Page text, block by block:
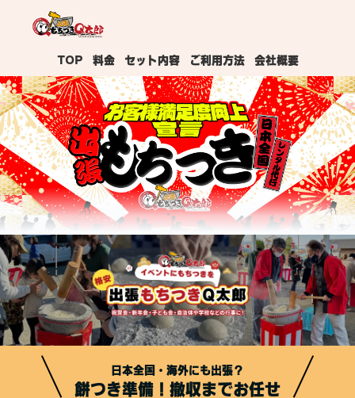
TOP 料金 セット内容 ご利用方法 会社概要
日本全国・海外にも出張？
餅つき準備！撤収までお任せ